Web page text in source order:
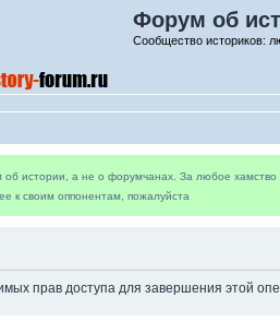
Форум об
Сообщество историков:
об истории, а не о форумчанах. За любое
к своим оппонентам, пожалуйста
прав доступа для завершения этой